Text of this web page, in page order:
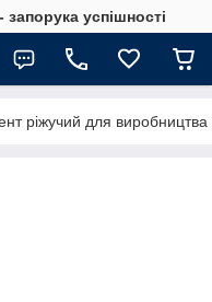
успішності
ріжучий для виробництва